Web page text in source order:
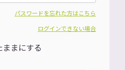
パスワードを忘れた方はこちら
ログインできない場合
ままにする